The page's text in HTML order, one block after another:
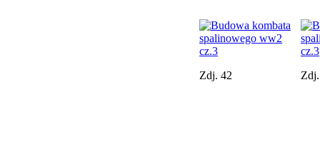
Zdj. 42